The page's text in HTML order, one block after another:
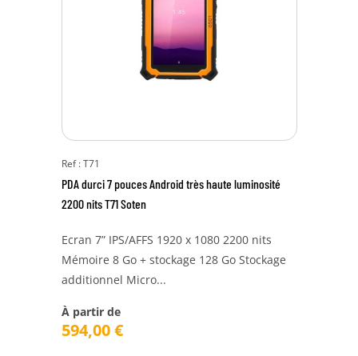
Ref : T71
PDA durci 7 pouces Android très haute luminosité
2200 nits T71 Soten
Ecran 7” IPS/AFFS 1920 x 1080 2200 nits
Mémoire 8 Go + stockage 128 Go Stockage
additionnel Micro...
À partir de
594,00€